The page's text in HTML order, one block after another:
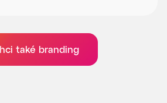
také branding